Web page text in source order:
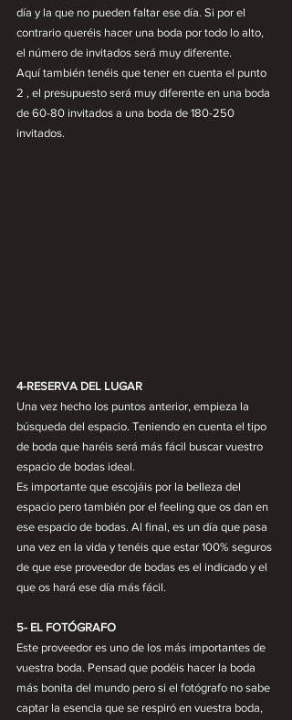
día y la que no pueden faltar ese día. Si por el
contrario queréis hacer una boda por todo lo alto,
el número de invitados será muy diferente.
Aquí también tenéis que tener en cuenta el punto
2 , el presupuesto será muy diferente en una boda
de 60-80 invitados a una boda de 180-250
invitados.
4-RESERVA DEL LUGAR
Una vez hecho los puntos anterior, empieza la
búsqueda del espacio. Teniendo en cuenta el tipo
de boda que haréis será más fácil buscar vuestro
espacio de bodas ideal.
Es importante que escojáis por la belleza del
espacio pero también por el feeling que os dan en
ese espacio de bodas. Al final, es un día que pasa
una vez en la vida y tenéis que estar 100% seguros
de que ese proveedor de bodas es el indicado y el
que os hará ese día más fácil.
5- EL FOTÓGRAFO
Este proveedor es uno de los más importantes de
vuestra boda. Pensad que podéis hacer la boda
más bonita del mundo pero si el fotógrafo no sabe
captar la esencia que se respiró en vuestra boda,